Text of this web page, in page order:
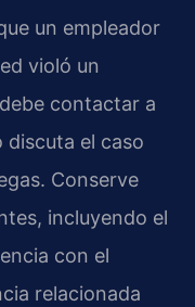
un empleador
violó un
contactar a
discuta el caso
Conserve
incluyendo el
con el
relacionada